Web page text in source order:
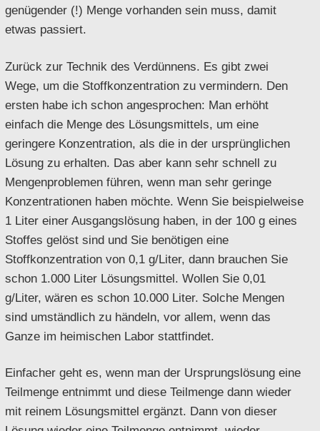
genügender (!) Menge vorhanden sein muss, damit
etwas passiert.
Zurück zur Technik des Verdünnens. Es gibt zwei
Wege, um die Stoffkonzentration zu vermindern. Den
ersten habe ich schon angesprochen: Man erhöht
einfach die Menge des Lösungsmittels, um eine
geringere Konzentration, als die in der ursprünglichen
Lösung zu erhalten. Das aber kann sehr schnell zu
Mengenproblemen führen, wenn man sehr geringe
Konzentrationen haben möchte. Wenn Sie beispielweise
1 Liter einer Ausgangslösung haben, in der 100 g eines
Stoffes gelöst sind und Sie benötigen eine
Stoffkonzentration von 0,1 g/Liter, dann brauchen Sie
schon 1.000 Liter Lösungsmittel. Wollen Sie 0,01
g/Liter, wären es schon 10.000 Liter. Solche Mengen
sind umständlich zu händeln, vor allem, wenn das
Ganze im heimischen Labor stattfindet.
Einfacher geht es, wenn man der Ursprungslösung eine
Teilmenge entnimmt und diese Teilmenge dann wieder
mit reinem Lösungsmittel ergänzt. Dann von dieser